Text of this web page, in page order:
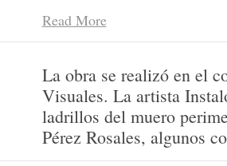
el rostro puede ser visto
dentro y va hacia afuera
significado de rostro es
absoluta vulnerabilidad
desnudez del rostro del
vulnerabilidad de infinitos
cubren de simbolismo el
Read More
La obra se realizó en el
Visuales. La artista
ladrillos del muero
Pérez Rosales, algunos